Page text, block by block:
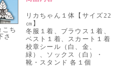
こち
さ
リカちゃん１体【サイズ22
㎝】
冬服１着、ブラウス１着、
ベスト１着、スカート１着
校章シール（白、金、
緑）、ソックス（白）・
靴・スタンド 各１個